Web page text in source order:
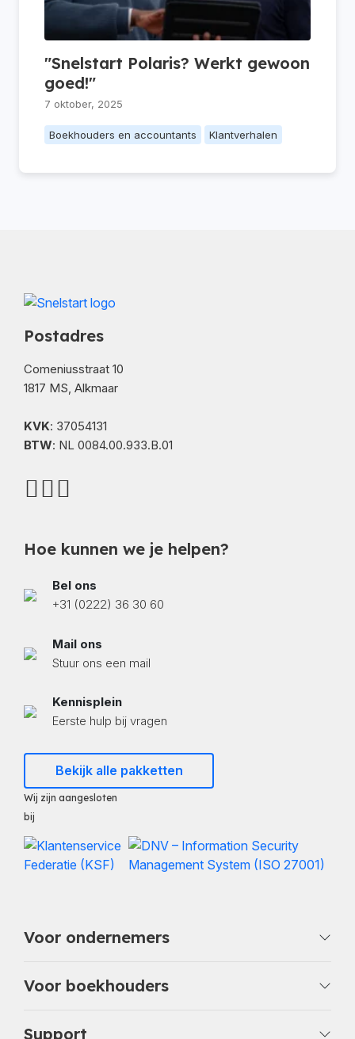
"Snelstart Polaris? Werkt gewoon
goed!"
7 oktober, 2025
Boekhouders en accountants Klantverhalen
Postadres
Comeniusstraat 10
1817 MS, Alkmaar
KVK: 37054131
BTW: NL 0084.00.933.B.01
Hoe kunnen we je helpen?
Bel ons
+31 (0222) 36 30 60
Mail ons
Stuur ons een mail
Kennisplein
Eerste hulp bij vragen
Bekijk alle pakketten
Wij zijn aangesloten
bij
Voor ondernemers
Voor boekhouders
Support